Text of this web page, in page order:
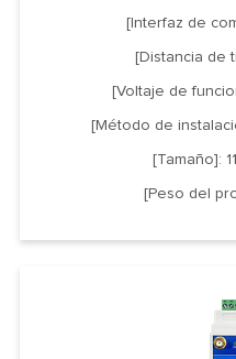
[Interfaz de
[Distancia de
[Voltaje de
[Método de
[Tamaño]:
[Peso del